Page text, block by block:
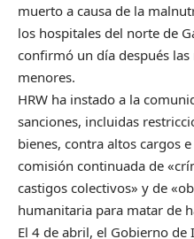
muerto a causa de la
los hospitales del norte de
confirmó un día después
menores.
HRW ha instado a la
sanciones, incluidas
bienes, contra altos cargos
comisión continuada de
castigos colectivos» y de
humanitaria para matar de
El 4 de abril, el Gobierno de